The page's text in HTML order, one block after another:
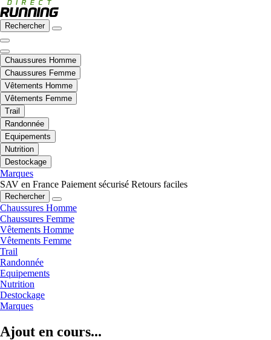
Rechercher
Chaussures Homme
Chaussures Femme
Vêtements Homme
Vêtements Femme
Trail
Randonnée
Equipements
Nutrition
Destockage
Marques
SAV en France Paiement sécurisé Retours faciles
Rechercher
Chaussures Homme
Chaussures Femme
Vêtements Homme
Vêtements Femme
Trail
Randonnée
Equipements
Nutrition
Destockage
Marques
Ajout en cours...